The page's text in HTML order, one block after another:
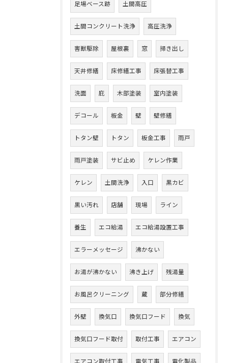
足場ベース跡 土間高圧
土間コンクリート洗浄 高圧洗浄
害獣駆除 屋根裏 窓 掃き出し
天井修繕 床修繕工事 床張替工事
洗面 庇 木部塗装 室内塗装
デコール 板金 壁 壁修繕
トタン壁 トタン 板金工事 雨戸
雨戸塗装 サビ止め ケレン作業
ケレン 土間洗浄 入口 黒カビ
黒い汚れ 店舗 現場 ライン
養生 エコ給湯 エコ給湯設置工事
エラーメッセージ 沸かない
お湯が沸かない 沸き上げ 残湯量
お風呂クリーニング 蔵 部分修繕
外壁 換気口 換気口フード 換気
換気口フード取付 取付工事 エアコン
エアコン取付工事 電気工事 電化製品